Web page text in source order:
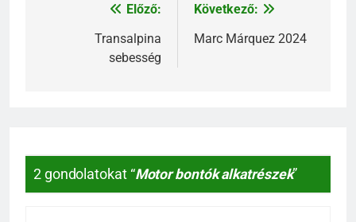
Bejegyzés
navigáció
Előző:
Transalpina
sebesség
Következő:
Marc Márquez 2024
2 gondolatokat “Motor bontók alkatrészek”